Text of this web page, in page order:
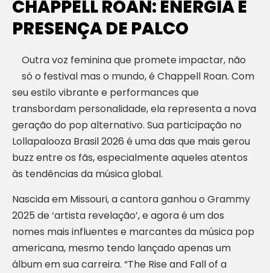
CHAPPELL ROAN: ENERGIA E
PRESENÇA DE PALCO
Outra voz feminina que promete impactar, não
só o festival mas o mundo, é Chappell Roan. Com
seu estilo vibrante e performances que
transbordam personalidade, ela representa a nova
geração do pop alternativo. Sua participação no
Lollapalooza Brasil 2026 é uma das que mais gerou
buzz entre os fãs, especialmente aqueles atentos
às tendências da música global.
Nascida em Missouri, a cantora ganhou o Grammy
2025 de ‘artista revelação’, e agora é um dos
nomes mais influentes e marcantes da música pop
americana, mesmo tendo lançado apenas um
álbum em sua carreira. “The Rise and Fall of a